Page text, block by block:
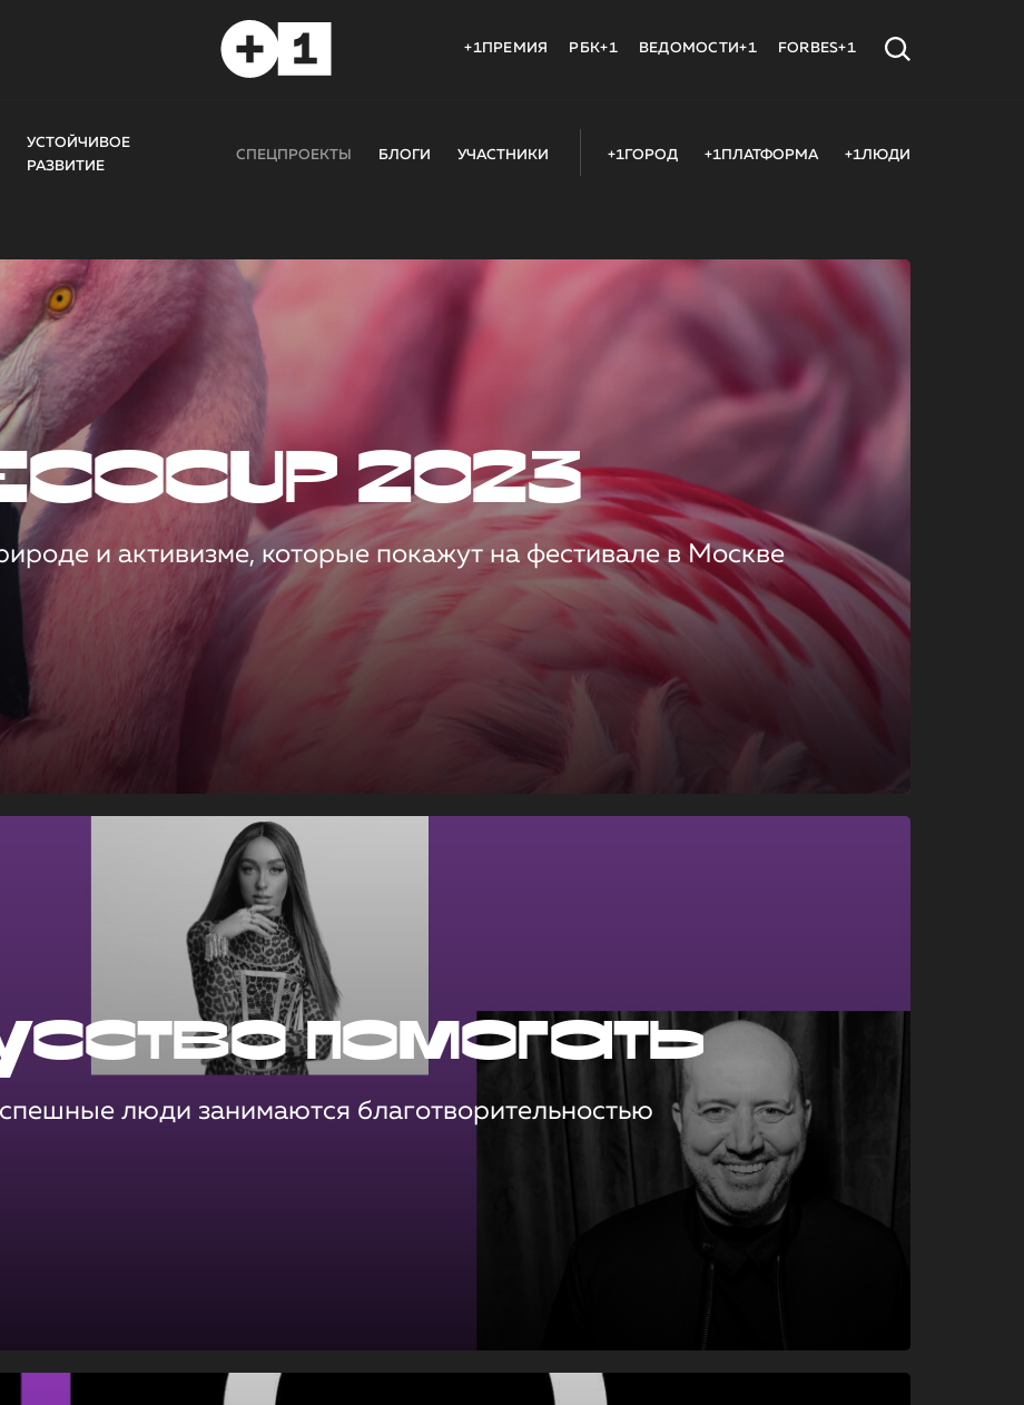
+1ПРЕМИЯ РБК+1 ВЕДОМОСТИ+1 FORBES+1
УСТОЙЧИВОЕ
РАЗВИТИЕ
СПЕЦПРОЕКТЫ БЛОГИ УЧАСТНИКИ +1ГОРОД +1ПЛАТФОРМА +1ЛЮДИ
2023
и активизме, которые покажут на фестивале в Москве
помогать
люди занимаются благотворительностью